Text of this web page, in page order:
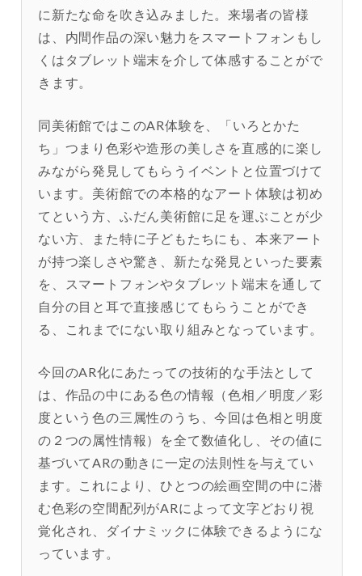
に新たな命を吹き込みました。来場者の皆様
は、内間作品の深い魅力をスマートフォンもし
くはタブレット端末を介して体感することがで
きます。
同美術館ではこのAR体験を、「いろとかた
ち」つまり色彩や造形の美しさを直感的に楽し
みながら発見してもらうイベントと位置づけて
います。美術館での本格的なアート体験は初め
てという方、ふだん美術館に足を運ぶことが少
ない方、また特に子どもたちにも、本来アート
が持つ楽しさや驚き、新たな発見といった要素
を、スマートフォンやタブレット端末を通して
自分の目と耳で直接感じてもらうことができ
る、これまでにない取り組みとなっています。
今回のAR化にあたっての技術的な手法として
は、作品の中にある色の情報（色相／明度／彩
度という色の三属性のうち、今回は色相と明度
の２つの属性情報）を全て数値化し、その値に
基づいてARの動きに一定の法則性を与えてい
ます。これにより、ひとつの絵画空間の中に潜
む色彩の空間配列がARによって文字どおり視
覚化され、ダイナミックに体験できるようにな
っています。